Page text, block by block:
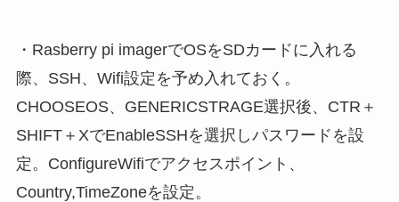
・Rasberry pi imagerでOSをSDカードに入れる
際、SSH、Wifi設定を予め入れておく。
CHOOSEOS、GENERICSTRAGE選択後、CTR＋
SHIFT＋XでEnableSSHを選択しパスワードを設
定。ConfigureWifiでアクセスポイント、
Country,TimeZoneを設定。